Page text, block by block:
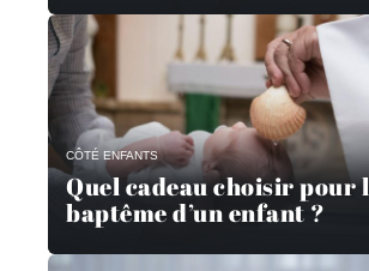
CÔTÉ ENFANTS
Quel cadeau choisir pour
baptême d’un enfant ?